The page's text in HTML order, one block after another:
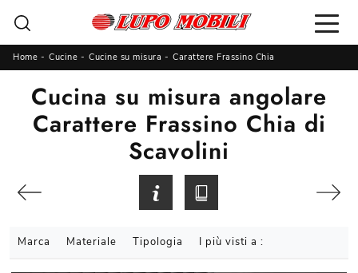
Home - Cucine - Cucine su misura - Carattere Frassino Chia
Cucina su misura angolare
Carattere Frassino Chia di
Scavolini
Marca Materiale Tipologia I più visti a :